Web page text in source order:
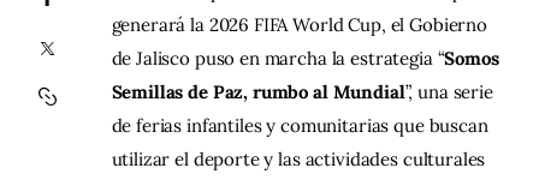
Contacto
generará la 2026 FIFA World Cup, el Gobierno
de Jalisco puso en marcha la estrategia “Somos
Semillas de Paz, rumbo al Mundial”, una serie
de ferias infantiles y comunitarias que buscan
utilizar el deporte y las actividades culturales